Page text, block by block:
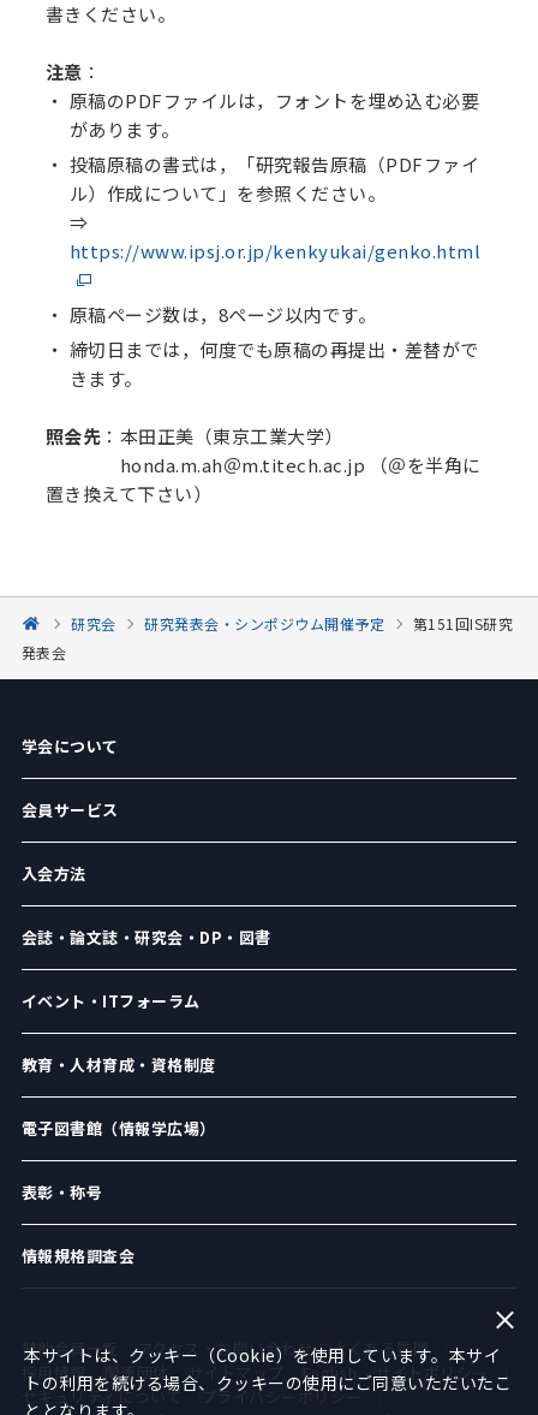
書きください。
注意 ：
原稿のPDFファイルは，フォントを埋め込む必要
があります。
投稿原稿の書式は，「研究報告原稿（PDFファイ
ル）作成について」を参照ください。
⇒
https://www.ipsj.or.jp/kenkyukai/genko.html
原稿ページ数は，8ページ以内です。
締切日までは，何度でも原稿の再提出・差替がで
きます。
照会先 ：本田正美（東京工業大学）
honda.m.ah＠m.titech.ac.jp （＠を半角に
置き換えて下さい）
研究会 研究発表会・シンポジウム開催予定
第151回IS研究
発表会
学会について
会員サービス
入会方法
会誌・論文誌・研究会・DP・図書
イベント・ITフォーラム
教育・人材育成・資格制度
電子図書館（情報学広場）
表彰・称号
情報規格調査会
賛助会員一覧 アクセス・お問い合わせ
よくある質問
採用情報
関連団体 サイトマップ English
サイトポリシー
セキュリティについて
プライバシーポリシー
本サイトは、クッキー（Cookie）を使用しています。本サイ
トの利用を続ける場合、クッキーの使用にご同意いただいたこ
ととなります。